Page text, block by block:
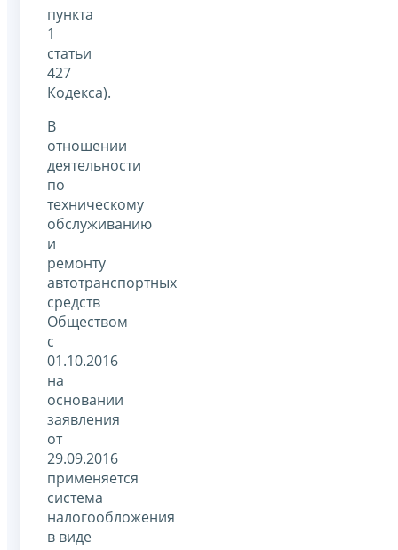
пункта
1
статьи
427
Кодекса).
В
отношении
деятельности
по
техническому
обслуживанию
и
ремонту
автотранспортных
средств
Обществом
с
01.10.2016
на
основании
заявления
от
29.09.2016
применяется
система
налогообложения
в виде